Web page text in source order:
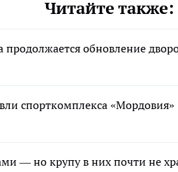
Читайте также:
продолжается обновление
спорткомплекса «Мордовия»
— но крупу в них почти не